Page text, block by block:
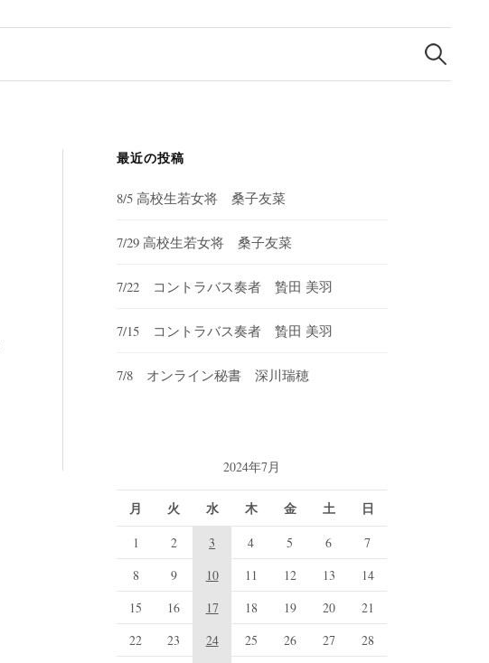
検
索:
最近の投稿
8/5 高校生若女将 桑子友菜
7/29 高校生若女将 桑子友菜
7/22 コントラバス奏者 贄田 美羽
7/15 コントラバス奏者 贄田 美羽
7/8 オンライン秘書 深川瑞穂
2024年7月
月 火 水 木 金 土 日
1 2 3 4 5 6
7
8
9 10 11 12 13
14
15
16 17 18 19 20
21
22
23 24 25 26 27
28